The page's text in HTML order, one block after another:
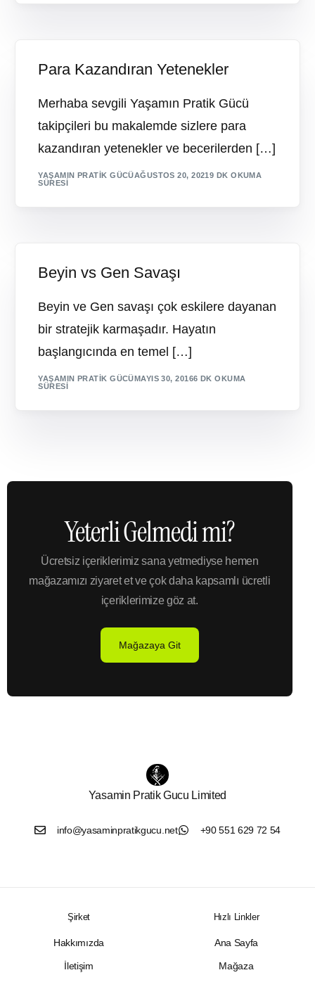
Para Kazandıran Yetenekler
Merhaba sevgili Yaşamın Pratik Gücü
takipçileri bu makalemde sizlere para
kazandıran yetenekler ve becerilerden […]
YAŞAMIN PRATIK GÜCÜAĞUSTOS 20, 20219 DK OKUMA
SÜRESI
Beyin vs Gen Savaşı
Beyin ve Gen savaşı çok eskilere dayanan
bir stratejik karmaşadır. Hayatın
başlangıcında en temel […]
YAŞAMIN PRATIK GÜCÜMAYIS 30, 20166 DK OKUMA
SÜRESI
Yeterli Gelmedi mi?
Ücretsiz içeriklerimiz sana yetmediyse hemen
mağazamızı ziyaret et ve çok daha kapsamlı ücretli
içeriklerimize göz at.
Mağazaya Git
Yasamin Pratik Gucu Limited
info@yasaminpratikgucu.net +90 551 629 72 54
Şirket
Hakkımızda
İletişim
Hızlı Linkler
Ana Sayfa
Mağaza